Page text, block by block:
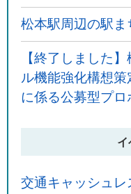
松本駅周辺の駅
【終了しました
ル機能強化構想
に係る公募型プロ
イ
交通キャッシュ